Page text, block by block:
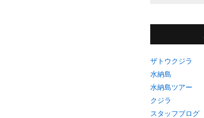
ザトウクジラ
水納島
水納島ツアー
クジラ
スタッフブログ